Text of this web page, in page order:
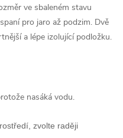
ve sbaleném stavu
pro jaro až podzim. Dvě
a lépe izolující podložku.
nasáká vodu.
zvolte raději